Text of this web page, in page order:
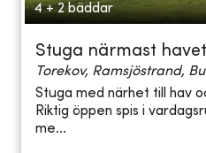
4 + 2 bäddar
Stuga närmast
Torekov, Ramsjöstrand,
Stuga med närhet till hav
Riktig öppen spis i
me...